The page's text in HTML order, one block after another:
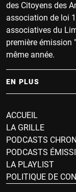
des Citoyens des
association de loi
associatives du
première émission
même année.
EN PLUS
ACCUEIL
LA GRILLE
PODCASTS
PODCASTS
LA PLAYLIST
POLITIQUE DE